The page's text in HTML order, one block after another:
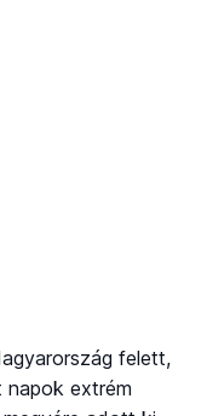
felett,
napok extrém